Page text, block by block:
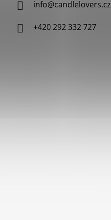
info@candlelovers.cz
+420 292 332 727